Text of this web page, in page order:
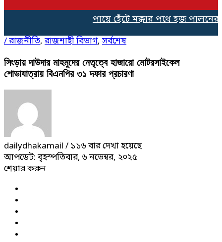
পায়ে হেঁটে মক্কার পথে হজ পালনের
/রাজনীতি, রাজশাহী বিভাগ, সর্বশেষ
সিংড়ায় দাউদার মাহমুদের নেতৃত্বে হাজারো মোটরসাইকেল
শোভাযাত্রায় বিএনপির ৩১ দফার প্রচারণা
dailydhakamail / ১১৬ বার দেখা হয়েছে
আপডেট: বৃহস্পতিবার, ৬ নভেম্বর, ২০২৫
শেয়ার করুন